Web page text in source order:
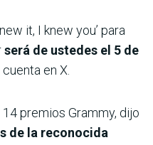
it, I knew you’ para
será de ustedes el 5 de
en X.
premios Grammy, dijo
de la reconocida